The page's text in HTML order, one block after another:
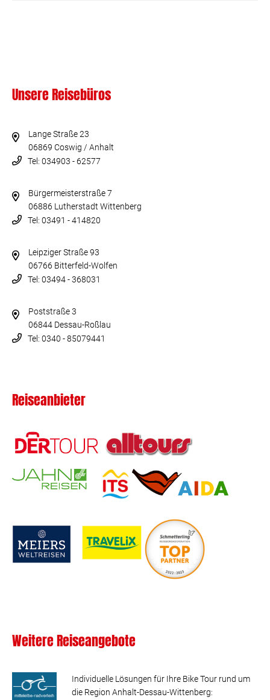
Unsere Reisebüros
Lange Straße 23
06869 Coswig / Anhalt
Tel: 034903 - 62577
Bürgermeisterstraße 7
06886 Lutherstadt Wittenberg
Tel: 03491 - 414820
Leipziger Straße 93
06766 Bitterfeld-Wolfen
Tel: 03494 - 368031
Poststraße 3
06844 Dessau-Roßlau
Tel: 0340 - 85079441
Reiseanbieter
Weitere Reiseangebote
Individuelle Lösungen für Ihre Bike Tour rund um
die Region Anhalt-Dessau-Wittenberg: